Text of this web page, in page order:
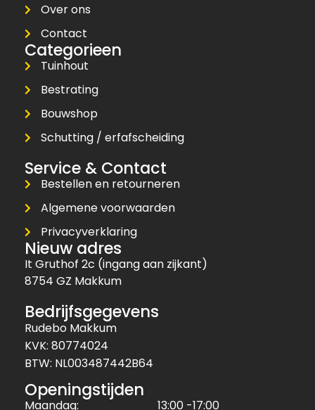
Over ons
Contact
Categorieen
Tuinhout
Bestrating
Bouwshop
Schutting / erfafscheiding
Service & Contact
Bestellen en retourneren
Algemene voorwaarden
Privacyverklaring
Nieuw adres
It Gruthof 2c (ingang aan zijkant)
8754 GZ Makkum
Bedrijfsgegevens
Rudebo Makkum
KVK: 80774024
BTW: NL003487442B64
Openingstijden
Maandag: 13:00 -17:00